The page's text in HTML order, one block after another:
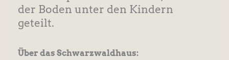
der Boden unter den Kindern
geteilt.
Über das Schwarzwaldhaus: